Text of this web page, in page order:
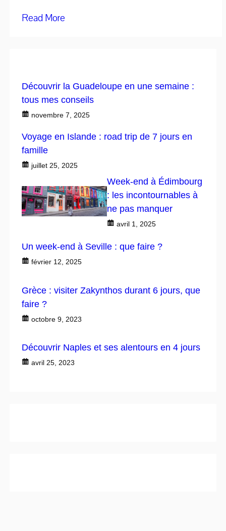
Read More
Découvrir la Guadeloupe en une semaine :
tous mes conseils
novembre 7, 2025
Voyage en Islande : road trip de 7 jours en
famille
juillet 25, 2025
Week-end à Édimbourg
: les incontournables à
ne pas manquer
avril 1, 2025
Un week-end à Seville : que faire ?
février 12, 2025
Grèce : visiter Zakynthos durant 6 jours, que
faire ?
octobre 9, 2023
Découvrir Naples et ses alentours en 4 jours
avril 25, 2023